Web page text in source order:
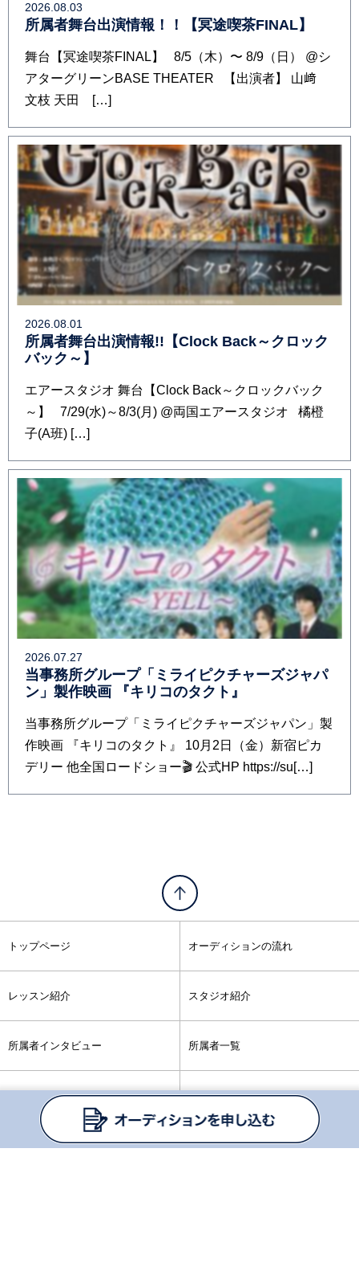
2026.08.03
所属者舞台出演情報！！【冥途喫茶FINAL】
舞台【冥途喫茶FINAL】 8/5（木）〜 8/9（日） @シ
アターグリーンBASE THEATER 【出演者】 山﨑
文枝 天田 […]
2026.08.01
所属者舞台出演情報!!【Clock Back～クロック
バック～】
エアースタジオ 舞台【Clock Back～クロックバック
～】 7/29(水)～8/3(月) @両国エアースタジオ 橘橙
子(A班) […]
2026.07.27
当事務所グループ「ミライピクチャーズジャパ
ン」製作映画 『キリコのタクト』
当事務所グループ「ミライピクチャーズジャパン」製
作映画 『キリコのタクト』 10月2日（金）新宿ピカ
デリー 他全国ロードショー🎬 公式HP https://su[…]
トップページ オーディションの流れ
レッスン紹介 スタジオ紹介
所属者インタビュー 所属者一覧
よくある質問 会社情報
プライバシーポリシー お問い合わせ